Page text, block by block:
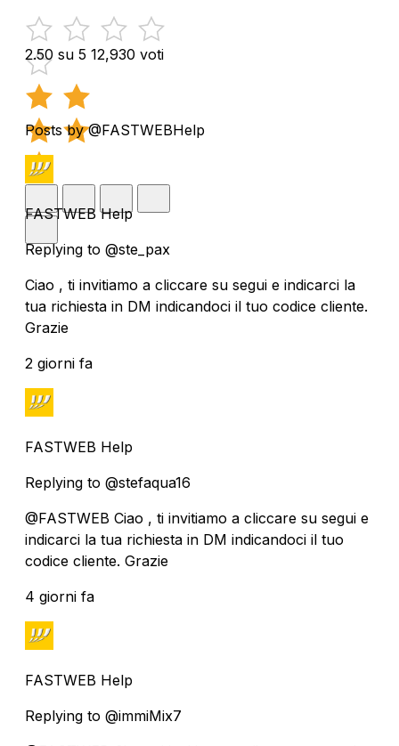
2.50 su 5 12,930 voti
Posts by @FASTWEBHelp
FASTWEB Help
Replying to @ste_pax
Ciao , ti invitiamo a cliccare su segui e indicarci la
tua richiesta in DM indicandoci il tuo codice cliente.
Grazie
2 giorni fa
FASTWEB Help
Replying to @stefaqua16
@FASTWEB Ciao , ti invitiamo a cliccare su segui e
indicarci la tua richiesta in DM indicandoci il tuo
codice cliente. Grazie
4 giorni fa
FASTWEB Help
Replying to @immiMix7